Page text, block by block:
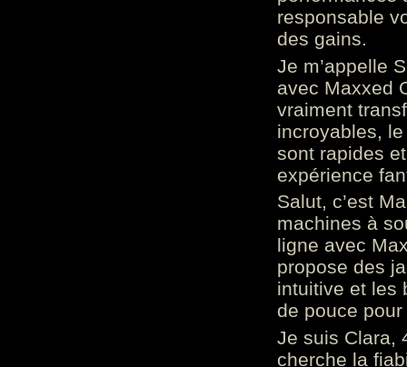
responsable
des gains.
Je m’appelle
avec Maxxed
vraiment
incroyables,
sont rapides
expérience
Salut, c’est
machines à
ligne avec
propose des
intuitive et les
de pouce
Je suis Clara,
cherche la